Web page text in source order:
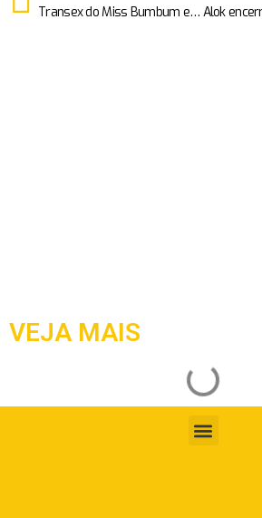
Transex do Miss Bumbum escolhe dia da posse para pedido de casamento: “Um protesto em forma de amor”
VEJA MAIS